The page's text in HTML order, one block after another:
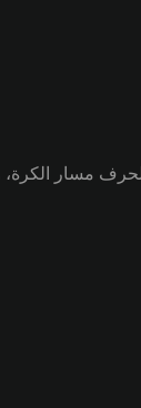
مسار الكرة،